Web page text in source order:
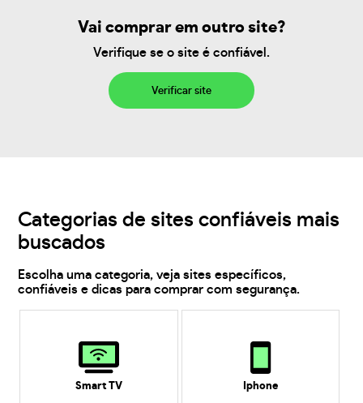
Vai comprar em outro site?
Verifique se o site é confiável.
Verificar site
Categorias de sites confiáveis mais
buscados
Escolha uma categoria, veja sites específicos,
confiáveis e dicas para comprar com segurança.
Smart TV Iphone